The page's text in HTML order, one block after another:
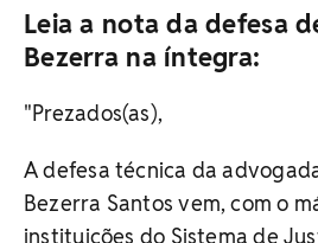
Leia a nota da defesa
Bezerra na íntegra:
"Prezados(as),
A defesa técnica da
Bezerra Santos vem, com o
instituições do Sistema de